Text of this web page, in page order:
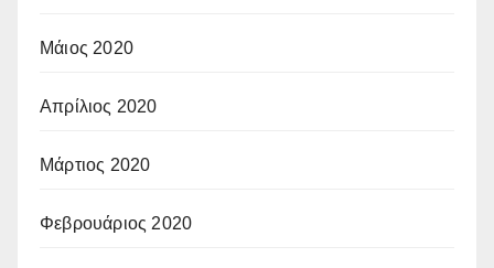
Μάιος 2020
Απρίλιος 2020
Μάρτιος 2020
Φεβρουάριος 2020